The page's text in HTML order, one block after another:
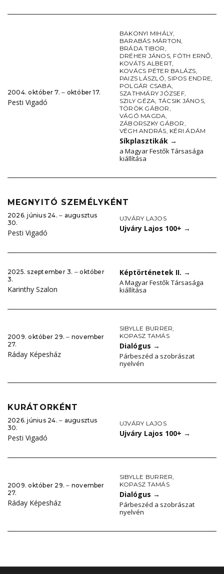
2004. október 7. ‒ október 17.
Pesti Vigadó
BAKONYI MIHÁLY,
BARABÁS MÁRTON,
BRÁDA TIBOR,
DRÉHER JÁNOS, FÓTH ERNŐ,
KOVÁTS ALBERT,
KOVÁCS PÉTER BALÁZS,
PAIZS LÁSZLÓ, SIPOS ENDRE,
POLGÁR CSABA,
SZATHMÁRY JÓZSEF,
SZILY GÉZA, TÁCSIK JÁNOS,
TÖRÖK GÁBOR,
VÁGÓ MAGDA,
ZÁBORSZKY GÁBOR,
VÉGH ANDRÁS, KÉRI ÁDÁM
Síkplasztikák →
a Magyar Festők Társasága
kiállítása
MEGNYITÓ SZEMÉLYKÉNT
2026. június 24. ‒ augusztus
30.
Pesti Vigadó
UJVÁRY LAJOS
Ujváry Lajos 100+ →
2025. szeptember 3. ‒ október
3.
Karinthy Szalon
Képtörténetek II. →
A Magyar Festők Társasága
kiállítása
2009. október 29. ‒ november
27.
Ráday Képesház
SIBYLLE BURRER,
KOPASZ TAMÁS
Dialógus →
Párbeszéd a szobrászat
nyelvén
KURÁTORKÉNT
2026. június 24. ‒ augusztus
30.
Pesti Vigadó
UJVÁRY LAJOS
Ujváry Lajos 100+ →
2009. október 29. ‒ november
27.
Ráday Képesház
SIBYLLE BURRER,
KOPASZ TAMÁS
Dialógus →
Párbeszéd a szobrászat
nyelvén